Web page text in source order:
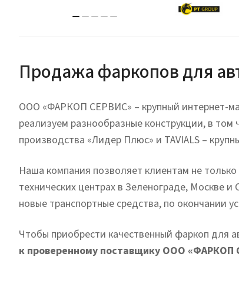
Продажа фаркопов для
ООО «ФАРКОП СЕРВИС» – крупный интернет-
реализуем разнообразные конструкции, в
производства «Лидер Плюс» и TAVIALS –
Наша компания позволяет клиентам не
технических центрах в Зеленограде, Москве
новые транспортные средства, по окончании
Чтобы приобрести качественный фаркоп для
к проверенному поставщику ООО «ФАРКОП